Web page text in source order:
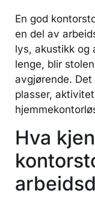
En god
en del av
lys, akustikk og
lenge, blir
avgjørende.
plasser,
Hva